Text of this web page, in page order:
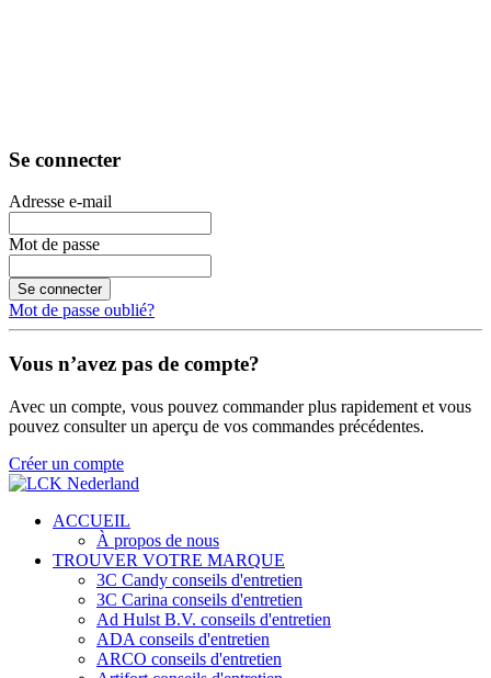
Se connecter
Adresse e-mail
Mot de passe
Se connecter
Mot de passe oublié?
Vous n’avez pas de compte?
Avec un compte, vous pouvez commander plus rapidement et vous
pouvez consulter un aperçu de vos commandes précédentes.
Créer un compte
ACCUEIL
À propos de nous
TROUVER VOTRE MARQUE
3C Candy conseils d'entretien
3C Carina conseils d'entretien
Ad Hulst B.V. conseils d'entretien
ADA conseils d'entretien
ARCO conseils d'entretien